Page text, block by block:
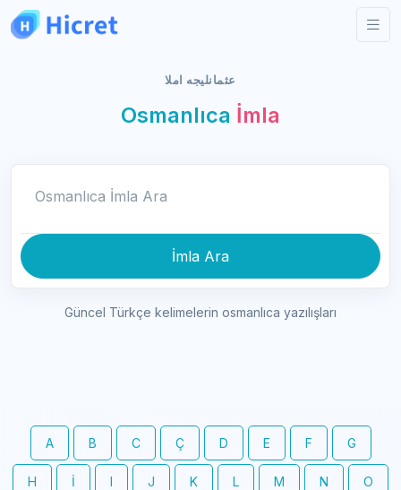
عثمانليجه املا
Osmanlıca İmla
İmla Ara
Güncel Türkçe kelimelerin osmanlıca yazılışları
A B C Ç D E F G
H İ I J K L M N O